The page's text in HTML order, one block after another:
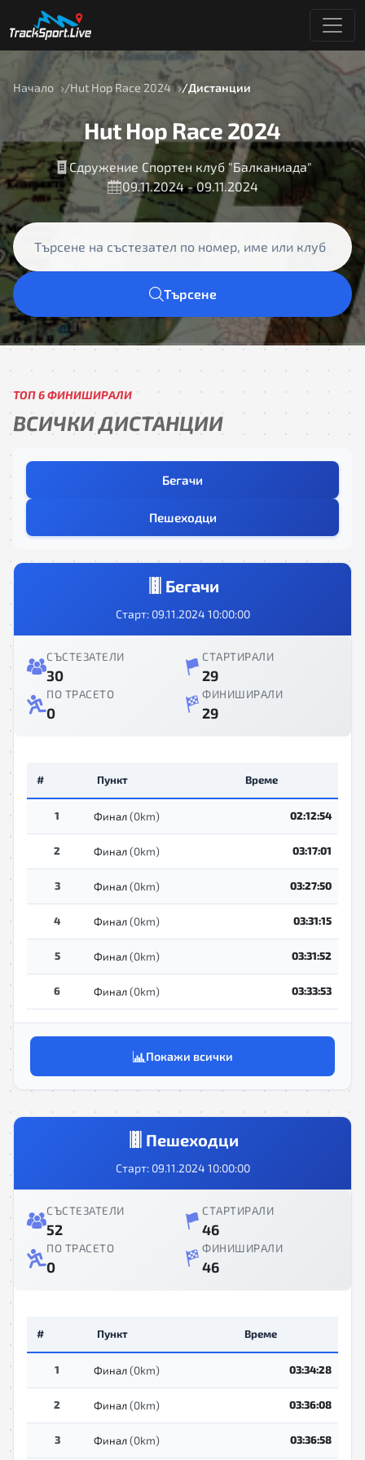
Начало Hut Hop Race 2024 Дистанции
Hut Hop Race 2024
Сдружение Спортен клуб "Балканиада"
09.11.2024 - 09.11.2024
Търсене
ТОП 6 ФИНИШИРАЛИ
ВСИЧКИ ДИСТАНЦИИ
Бегачи
Пешеходци
Бегачи
Старт: 09.11.2024 10:00:00
СЪСТЕЗАТЕЛИ
30
СТАРТИРАЛИ
29
ПО ТРАСЕТО
0
ФИНИШИРАЛИ
29
# Пункт Време
1 Финал(0km) 02:12:54
2 Финал(0km) 03:17:01
3 Финал(0km) 03:27:50
4 Финал(0km) 03:31:15
5 Финал(0km) 03:31:52
6 Финал(0km) 03:33:53
Покажи всички
Пешеходци
Старт: 09.11.2024 10:00:00
СЪСТЕЗАТЕЛИ
52
СТАРТИРАЛИ
46
ПО ТРАСЕТО
0
ФИНИШИРАЛИ
46
# Пункт Време
1 Финал(0km) 03:34:28
2 Финал(0km) 03:36:08
3 Финал(0km) 03:36:58